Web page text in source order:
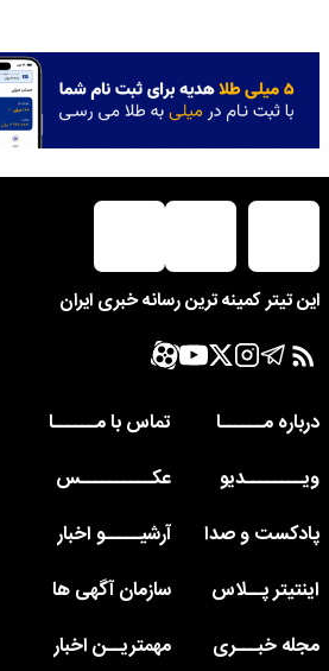
این تیتر کمینه ترین رسانه خبری ایران
درباره مــــــا
تماس با مــــــا
ویــــــــدیو
عکــــــــــس
پادکست و صدا
آرشیـــــو اخبار
اینتیتر پــلاس
سازمان آگهی ها
مجله خبـــری
مهمتریــن اخبار